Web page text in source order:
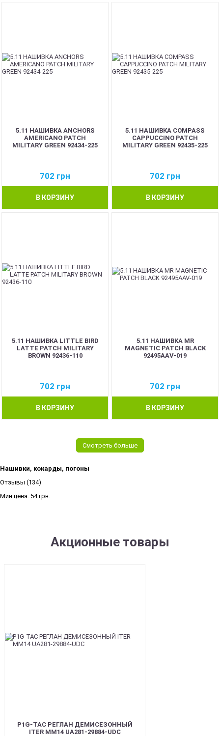
5.11 НАШИВКА ANCHORS
AMERICANO PATCH
MILITARY GREEN 92434-225
702 грн
В КОРЗИНУ
5.11 НАШИВКА COMPASS
CAPPUCCINO PATCH
MILITARY GREEN 92435-225
702 грн
В КОРЗИНУ
5.11 НАШИВКА LITTLE BIRD
LATTE PATCH MILITARY
BROWN 92436-110
702 грн
В КОРЗИНУ
5.11 НАШИВКА MR
MAGNETIC PATCH BLACK
92495AAV-019
702 грн
В КОРЗИНУ
Смотреть больше
Нашивки, кокарды, погоны
Отзывы (134)
Мин.цена: 54 грн.
Акционные товары
P1G-TAC РЕГЛАН ДЕМИСЕЗОННЫЙ
ITER ММ14 UA281-29884-UDC